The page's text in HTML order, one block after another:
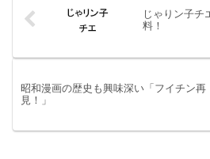
じゃりン子チ
料！
昭和漫画の歴史も興味深い「フイチン再
見！」